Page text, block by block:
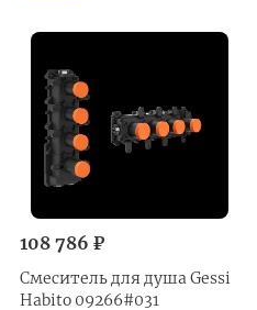
108 786 ₽
Смеситель для душа Gessi
Habito 09266#031